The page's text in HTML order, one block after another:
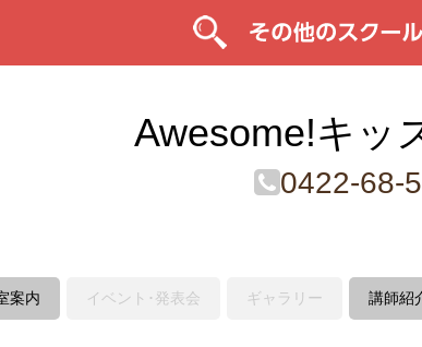
Awesome!キッ
0422-68-
案内 イベント･発表会 ギャラリー 講師紹